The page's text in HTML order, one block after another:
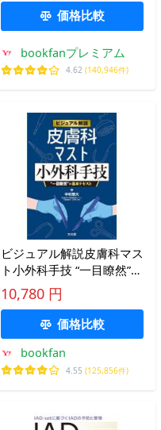
価格比較
bookfanプレミアム
4.62 (140,946件)
ビジュアル解説皮膚科マス
ト小外科手技 “一目瞭然”の
基本テキスト/中村泰大
10,780 円
価格比較
bookfan
4.55 (125,856件)